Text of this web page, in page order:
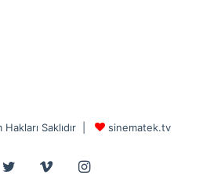
Saklıdır | sinematek.tv
Twitter VimeoInstagram